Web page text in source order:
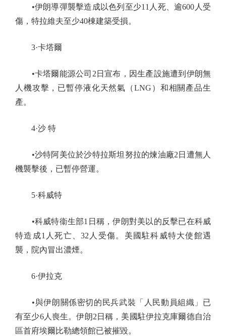
•伊朗導彈襲擊造成以色列至少11人死、逾600人受
傷，特拉維夫至少40棟建築受損。
3·卡塔爾
•卡塔爾能源公司2日宣布，因生產設施遭到伊朗無
人機攻擊，已暫停液化天然氣（LNG）和相關產品生
產。
4·沙 特
•沙特阿美位於沙特拉斯坦努拉的煉油廠2日遭無人
機襲擊後，已暫停營運。
5·科威特
•科威特衞生部1日稱，伊朗對美以的反擊已在科威
特造成1人死亡、32人受傷。美國駐科威特大使館遇
襲，院內冒出濃煙。
6·伊拉克
•與伊朗關係密切的民兵武裝「人民動員組織」已
有至少6人喪生。伊朗2日稱，美國駐伊拉克庫爾德自治
區首府埃爾比勒總領館已被摧毀。